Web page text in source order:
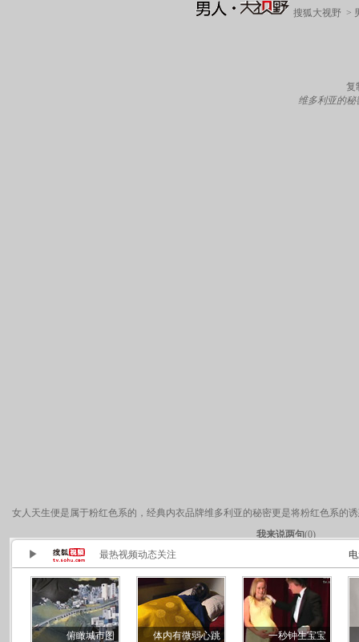
搜狐大视野 >
复
维多利亚的秘
女人天生便是属于粉红色系的，经典内衣品牌维多利亚的秘密更是将粉红色系的
我来说两句(0)